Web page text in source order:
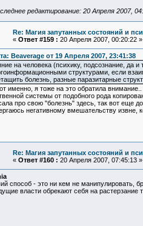
редактирование: 20 Апреля 2007,
Re: Магия запутанных состояний и
« Ответ #159 : 20 Апреля 2007, 00:20:22 »
Beaverage от 19 Апреля 2007, 23:41:38
на человека (психику, подсознание, да
структурами, если
болезнь, разные паразитарные
именно, я тоже на это обратила
системы от подобного рода
про свою "болезнь" здесь, так вот еще
негативному вмешательству извне,
Re: Магия запутанных состояний и
« Ответ #160 : 20 Апреля 2007, 07:45:13 »
способ - это ни кем не манипулировать,
власти обрекают себя на